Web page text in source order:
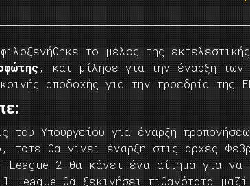
φιλοξενήθηκε το μέλος της
, και μίλησε για την έναρξη των
αποδοχής για την προεδρία της
του Υπουργείου για έναρξη
τότε θα γίνει έναρξη στις αρχές
2 θα κάνει ένα αίτημα για να
θα ξεκινήσει πιθανότατα